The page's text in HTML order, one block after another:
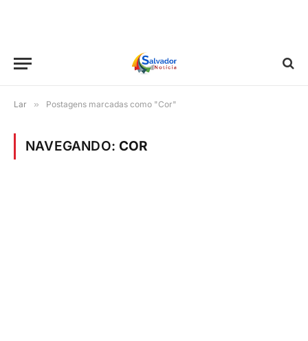
Lar » Postagens marcadas como "Cor"
NAVEGANDO: COR